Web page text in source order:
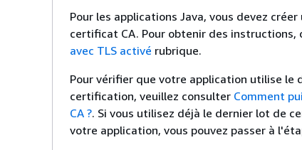
Pour les applications Java, vous devez
certificat CA. Pour obtenir des instructions,
avec TLS activé rubrique.
Pour vérifier que votre application utilise
certification, veuillez consulter Comment
CA ?. Si vous utilisez déjà le dernier lot de
votre application, vous pouvez passer à